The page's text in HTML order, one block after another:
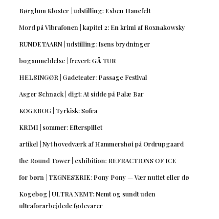
Børglum Kloster | udstilling: Esben Hanefelt
Mord på Vibrafonen | kapitel 2: En krimi af Roxnakowsky
RUNDETAARN | udstilling: Isens brydninger
boganmeldelse | frevert: GÅ TUR
HELSINGØR | Gadeteater: Passage Festival
Asger Schnack | digt: At sidde på Palæ Bar
KOGEBOG | Tyrkisk: Sofra
KRIMI | sommer: Efterspillet
artikel | Nyt hovedværk af Hammershøi på Ordrupgaard
the Round Tower | exhibition: REFRACTIONS OF ICE
for børn | TEGNESERIE: Pony Pony — Vær nuttet eller dø
Kogebog | ULTRA NEMT: Nemt og sundt uden
ultraforarbejdede fødevarer